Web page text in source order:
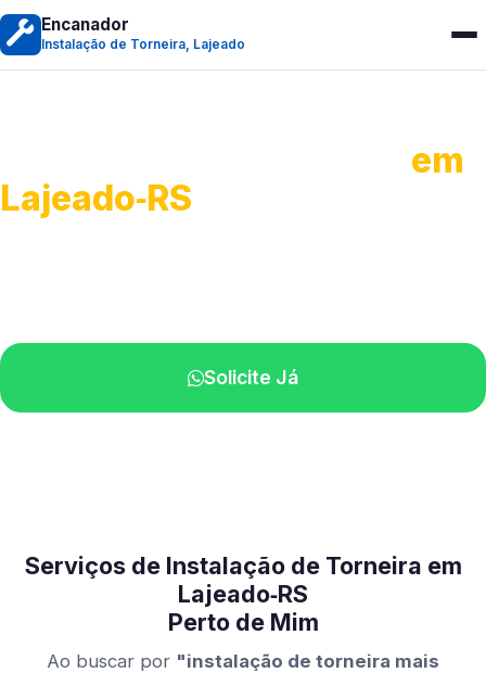
Encanador
Instalação de Torneira, Lajeado
em
Lajeado‑RS
Solicite Já
Serviços de Instalação de Torneira em
Lajeado‑RS
Perto de Mim
Ao buscar por "instalação de torneira mais